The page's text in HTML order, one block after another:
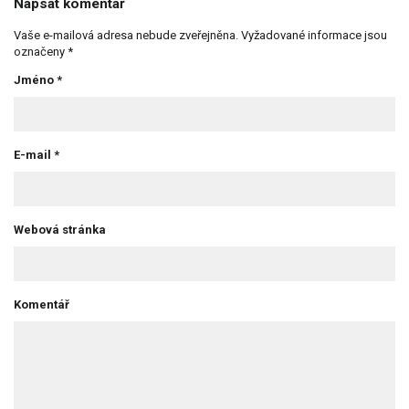
Napsat komentář
Vaše e-mailová adresa nebude zveřejněna. Vyžadované informace jsou
označeny *
Jméno *
E-mail *
Webová stránka
Komentář